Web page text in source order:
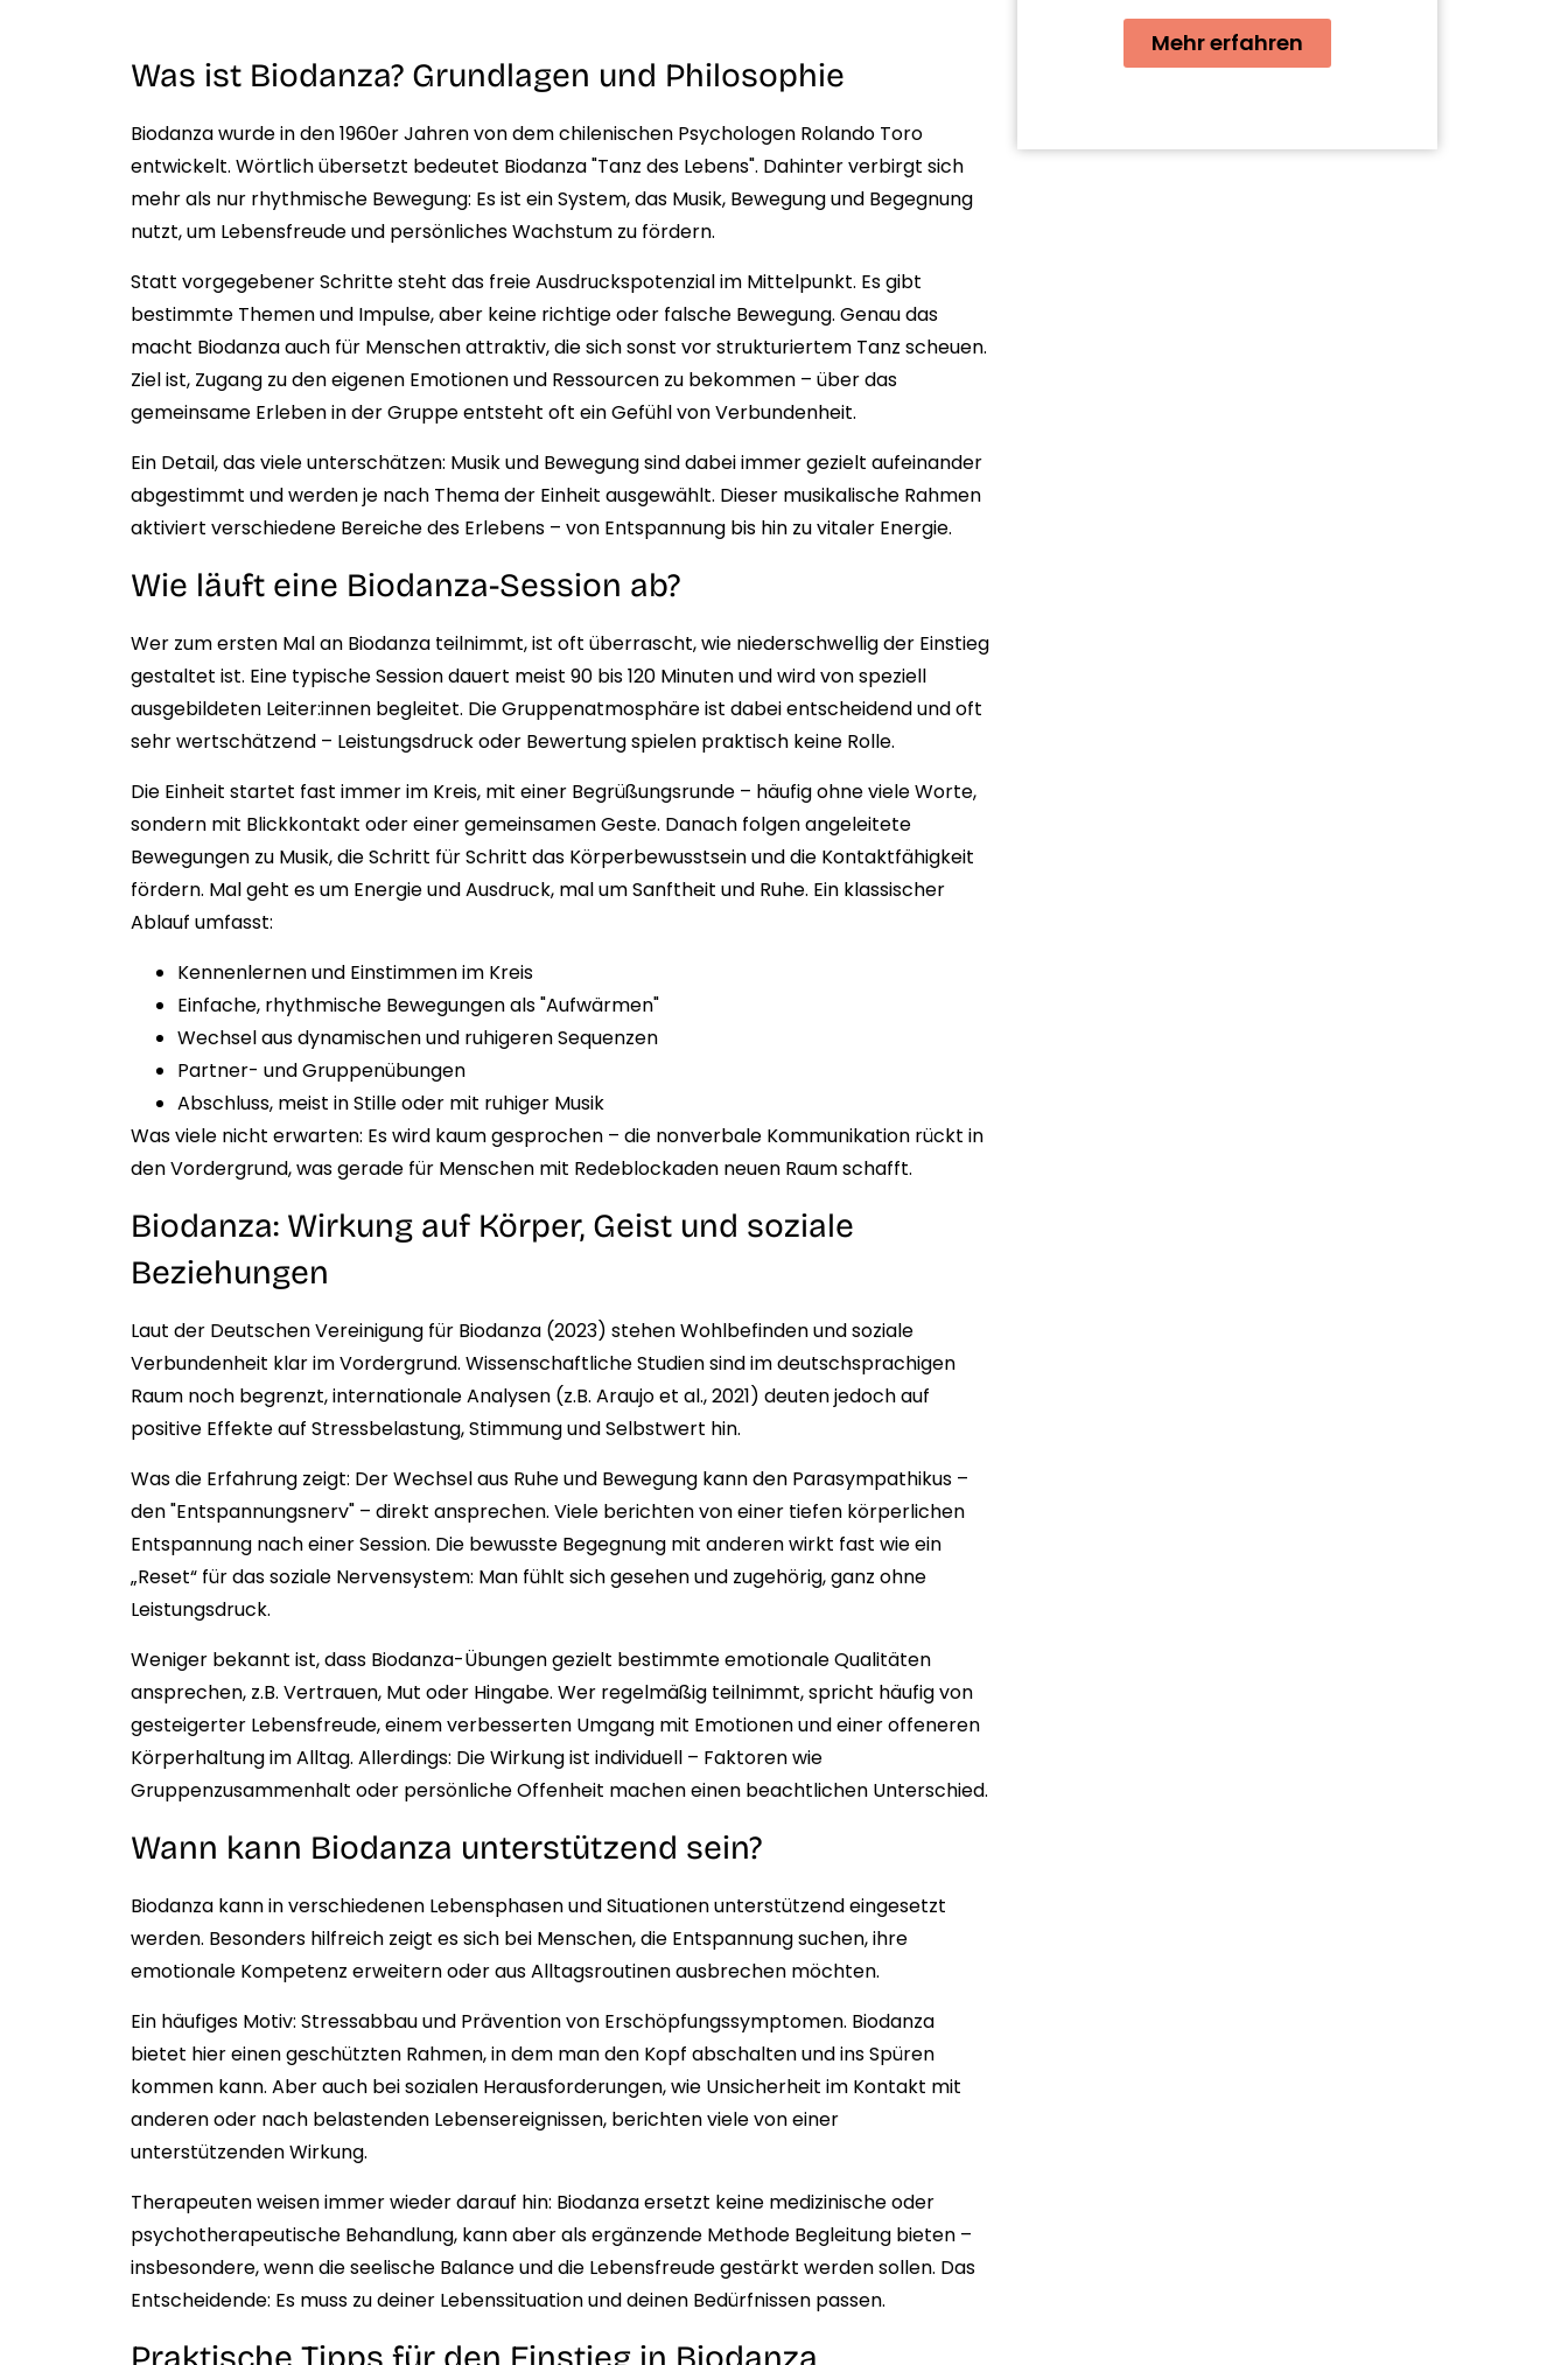
Mehr erfahren
Was ist Biodanza? Grundlagen und Philosophie
Biodanza wurde in den 1960er Jahren von dem chilenischen Psychologen Rolando Toro
entwickelt. Wörtlich übersetzt bedeutet Biodanza "Tanz des Lebens". Dahinter verbirgt sich
mehr als nur rhythmische Bewegung: Es ist ein System, das Musik, Bewegung und Begegnung
nutzt, um Lebensfreude und persönliches Wachstum zu fördern.
Statt vorgegebener Schritte steht das freie Ausdruckspotenzial im Mittelpunkt. Es gibt
bestimmte Themen und Impulse, aber keine richtige oder falsche Bewegung. Genau das
macht Biodanza auch für Menschen attraktiv, die sich sonst vor strukturiertem Tanz scheuen.
Ziel ist, Zugang zu den eigenen Emotionen und Ressourcen zu bekommen – über das
gemeinsame Erleben in der Gruppe entsteht oft ein Gefühl von Verbundenheit.
Ein Detail, das viele unterschätzen: Musik und Bewegung sind dabei immer gezielt aufeinander
abgestimmt und werden je nach Thema der Einheit ausgewählt. Dieser musikalische Rahmen
aktiviert verschiedene Bereiche des Erlebens – von Entspannung bis hin zu vitaler Energie.
Wie läuft eine Biodanza-Session ab?
Wer zum ersten Mal an Biodanza teilnimmt, ist oft überrascht, wie niederschwellig der Einstieg
gestaltet ist. Eine typische Session dauert meist 90 bis 120 Minuten und wird von speziell
ausgebildeten Leiter:innen begleitet. Die Gruppenatmosphäre ist dabei entscheidend und oft
sehr wertschätzend – Leistungsdruck oder Bewertung spielen praktisch keine Rolle.
Die Einheit startet fast immer im Kreis, mit einer Begrüßungsrunde – häufig ohne viele Worte,
sondern mit Blickkontakt oder einer gemeinsamen Geste. Danach folgen angeleitete
Bewegungen zu Musik, die Schritt für Schritt das Körperbewusstsein und die Kontaktfähigkeit
fördern. Mal geht es um Energie und Ausdruck, mal um Sanftheit und Ruhe. Ein klassischer
Ablauf umfasst:
Kennenlernen und Einstimmen im Kreis
Einfache, rhythmische Bewegungen als "Aufwärmen"
Wechsel aus dynamischen und ruhigeren Sequenzen
Partner- und Gruppenübungen
Abschluss, meist in Stille oder mit ruhiger Musik
Was viele nicht erwarten: Es wird kaum gesprochen – die nonverbale Kommunikation rückt in
den Vordergrund, was gerade für Menschen mit Redeblockaden neuen Raum schafft.
Biodanza: Wirkung auf Körper, Geist und soziale
Beziehungen
Laut der Deutschen Vereinigung für Biodanza (2023) stehen Wohlbefinden und soziale
Verbundenheit klar im Vordergrund. Wissenschaftliche Studien sind im deutschsprachigen
Raum noch begrenzt, internationale Analysen (z.B. Araujo et al., 2021) deuten jedoch auf
positive Effekte auf Stressbelastung, Stimmung und Selbstwert hin.
Was die Erfahrung zeigt: Der Wechsel aus Ruhe und Bewegung kann den Parasympathikus –
den "Entspannungsnerv" – direkt ansprechen. Viele berichten von einer tiefen körperlichen
Entspannung nach einer Session. Die bewusste Begegnung mit anderen wirkt fast wie ein
„Reset“ für das soziale Nervensystem: Man fühlt sich gesehen und zugehörig, ganz ohne
Leistungsdruck.
Weniger bekannt ist, dass Biodanza-Übungen gezielt bestimmte emotionale Qualitäten
ansprechen, z.B. Vertrauen, Mut oder Hingabe. Wer regelmäßig teilnimmt, spricht häufig von
gesteigerter Lebensfreude, einem verbesserten Umgang mit Emotionen und einer offeneren
Körperhaltung im Alltag. Allerdings: Die Wirkung ist individuell – Faktoren wie
Gruppenzusammenhalt oder persönliche Offenheit machen einen beachtlichen Unterschied.
Wann kann Biodanza unterstützend sein?
Biodanza kann in verschiedenen Lebensphasen und Situationen unterstützend eingesetzt
werden. Besonders hilfreich zeigt es sich bei Menschen, die Entspannung suchen, ihre
emotionale Kompetenz erweitern oder aus Alltagsroutinen ausbrechen möchten.
Ein häufiges Motiv: Stressabbau und Prävention von Erschöpfungssymptomen. Biodanza
bietet hier einen geschützten Rahmen, in dem man den Kopf abschalten und ins Spüren
kommen kann. Aber auch bei sozialen Herausforderungen, wie Unsicherheit im Kontakt mit
anderen oder nach belastenden Lebensereignissen, berichten viele von einer
unterstützenden Wirkung.
Therapeuten weisen immer wieder darauf hin: Biodanza ersetzt keine medizinische oder
psychotherapeutische Behandlung, kann aber als ergänzende Methode Begleitung bieten –
insbesondere, wenn die seelische Balance und die Lebensfreude gestärkt werden sollen. Das
Entscheidende: Es muss zu deiner Lebenssituation und deinen Bedürfnissen passen.